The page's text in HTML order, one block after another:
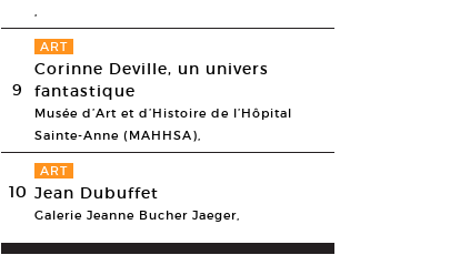
,
9
ART
Corinne Deville, un univers
fantastique
Musée d’Art et d’Histoire de l’Hôpital
Sainte-Anne (MAHHSA),
10
ART
Jean Dubuffet
Galerie Jeanne Bucher Jaeger,